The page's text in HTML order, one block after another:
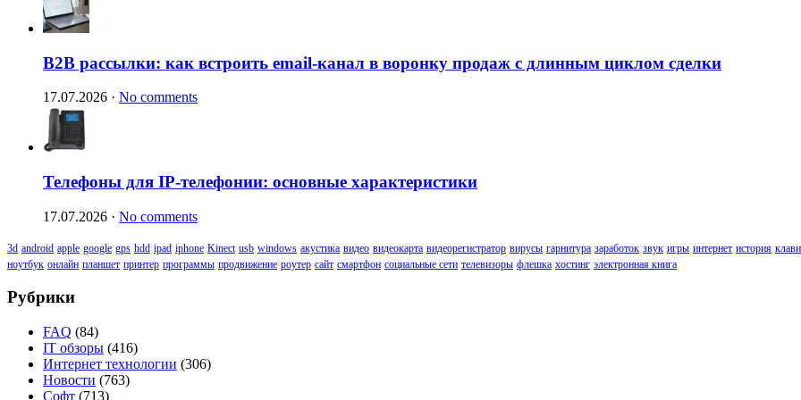
B2B рассылки: как встроить email-канал в воронку продаж с длинным циклом сделки
17.07.2026 · No comments
Телефоны для IP-телефонии: основные характеристики
17.07.2026 · No comments
3d android apple google gps hdd ipad iphone Kinect usb windows акустика видео видеокарта видеорегистратор вирусы гарнитура заработок звук игры интернет история
ноутбук онлайн планшет принтер программы продвижение роутер сайт смартфон социальные сети телевизоры флешка хостинг электронная книга
Рубрики
FAQ (84)
IT обзоры (416)
Интернет технологии (306)
Новости (763)
Софт (713)